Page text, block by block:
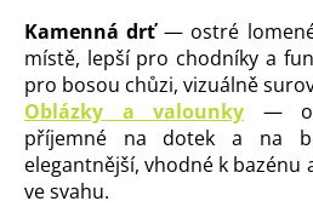
Kamenná drť— ostré
místě, lepší pro chodníky a
pro bosou chůzi, vizuálně
Oblázky a valounky —
příjemné na dotek a na
elegantnější, vhodné k bazénu
ve svahu.